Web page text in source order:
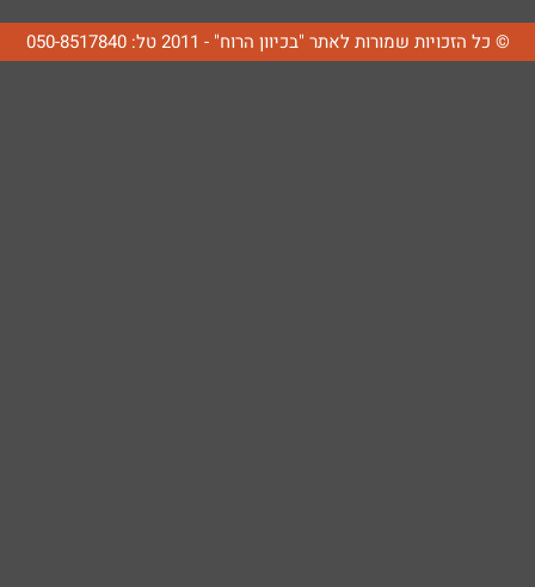
© כל הזכויות שמורות לאתר "בכיוון הרוח" - 2011 טל: 050-8517840